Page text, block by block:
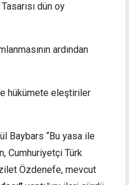
dün oy
ardından
hükümete eleştiriler
Baybars “Bu yasa ile
Cumhuriyetçi Türk
Özdenefe, mevcut